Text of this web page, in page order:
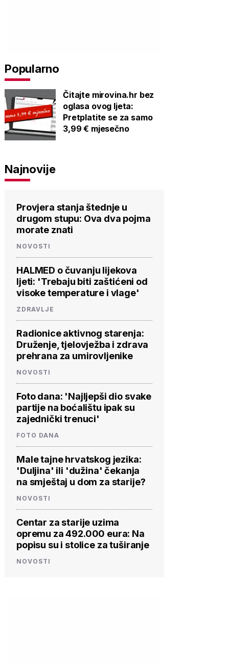
Popularno
Čitajte mirovina.hr bez
oglasa ovog ljeta:
Pretplatite se za samo
3,99 € mjesečno
Najnovije
Provjera stanja štednje u
drugom stupu: Ova dva pojma
morate znati
NOVOSTI
HALMED o čuvanju lijekova
ljeti: 'Trebaju biti zaštićeni od
visoke temperature i vlage'
ZDRAVLJE
Radionice aktivnog starenja:
Druženje, tjelovježba i zdrava
prehrana za umirovljenike
NOVOSTI
Foto dana: 'Najljepši dio svake
partije na boćalištu ipak su
zajednički trenuci'
FOTO DANA
Male tajne hrvatskog jezika:
'Duljina' ili 'dužina' čekanja
na smještaj u dom za starije?
NOVOSTI
Centar za starije uzima
opremu za 492.000 eura: Na
popisu su i stolice za tuširanje
NOVOSTI